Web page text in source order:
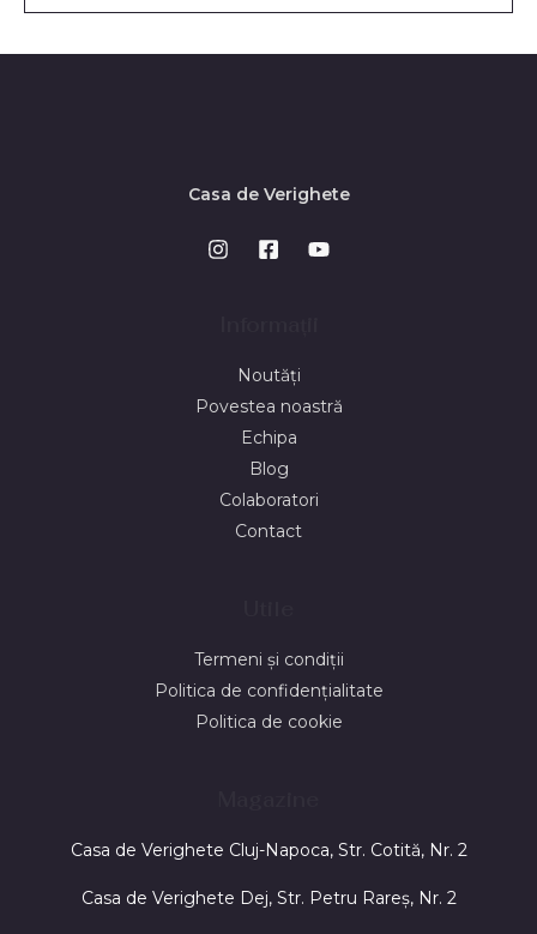
Casa de Verighete
Noutăți
Povestea noastră
Echipa
Blog
Colaboratori
Contact
Termeni și condiții
Politica de confidențialitate
Politica de cookie
Casa de Verighete Cluj-Napoca, Str. Cotită, Nr. 2
Casa de Verighete Dej, Str. Petru Rareș, Nr. 2